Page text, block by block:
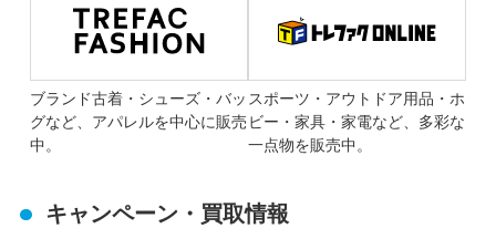
ブランド古着・シューズ・バッ
グなど、アパレルを中心に販売
中。
スポーツ・アウトドア用品・ホ
ビー・家具・家電など、多彩な
一点物を販売中。
キャンペーン・買取情報